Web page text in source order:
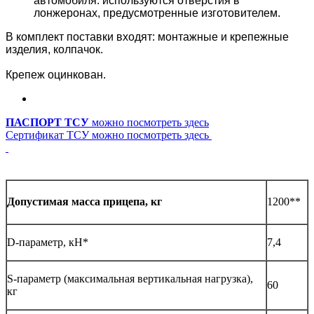
лонжеронах, предусмотренные изготовителем.
В комплект поставки входят: монтажные и крепежные
изделия, колпачок.
Крепеж оцинкован.
ПАСПОРТ ТСУ можно посмотреть здесь
Сертификат ТСУ можно посмотреть здесь
Допустимая масса прицепа, кг 1200**
D-параметр, кН* 7,4
S-параметр (максимальная вертикальная нагрузка),
кг
60